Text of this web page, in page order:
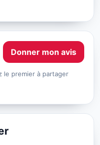
Donner mon avis
le premier à partager